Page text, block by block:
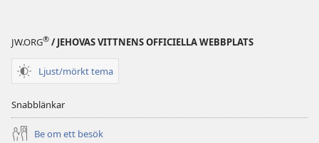
JW.ORG® / JEHOVAS VITTNENS OFFICIELLA WEBBPLATS
Ljust/mörkt tema
Snabblänkar
Be om ett besök